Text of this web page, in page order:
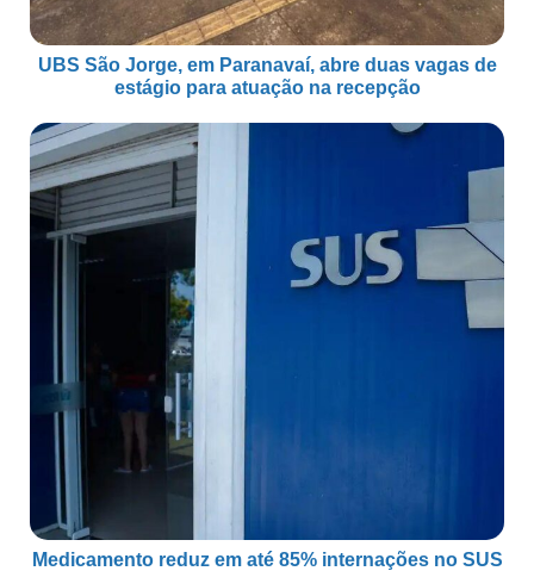
UBS São Jorge, em Paranavaí, abre duas vagas de
estágio para atuação na recepção
Medicamento reduz em até 85% internações no SUS